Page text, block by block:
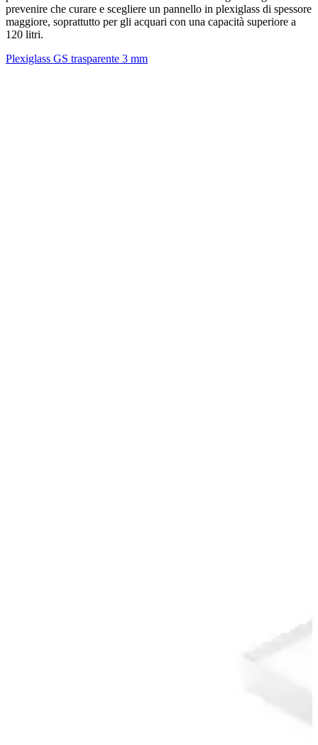
prevenire che curare e scegliere un pannello in plexiglass di spessore
maggiore, soprattutto per gli acquari con una capacità superiore a
120 litri.
Plexiglass GS trasparente 3 mm